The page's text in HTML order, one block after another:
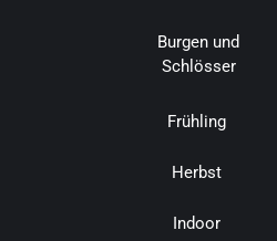
Burgen und
Schlösser
Frühling
Herbst
Indoor